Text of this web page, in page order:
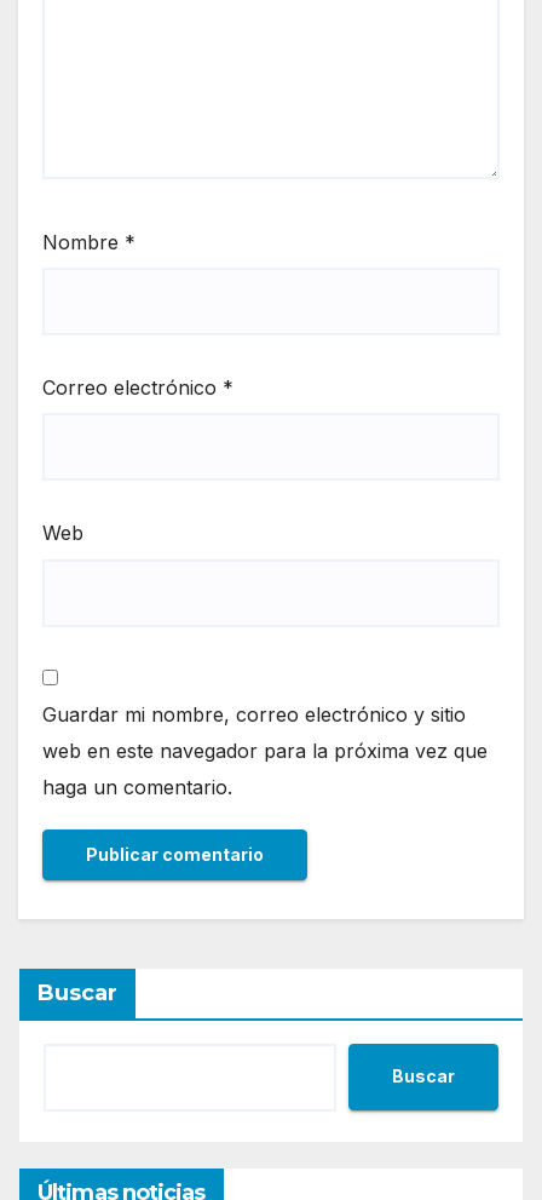
Nombre *
Correo electrónico *
Web
Guardar mi nombre, correo electrónico y sitio
web en este navegador para la próxima vez que
haga un comentario.
Buscar
Buscar
Últimas noticias